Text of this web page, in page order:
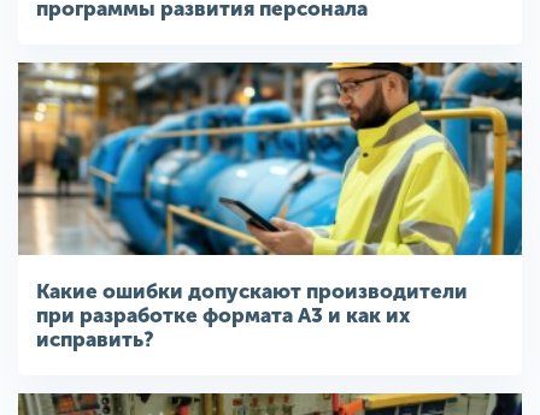
программы развития персонала
Какие ошибки допускают производители
при разработке формата A3 и как их
исправить?